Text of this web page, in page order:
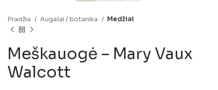
Pradžia Augalai / botanika Medžiai
Meškauogė – Mary Vaux
Walcott